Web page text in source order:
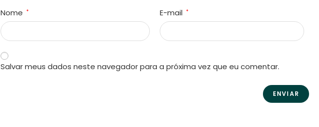
Nome * E-mail *
Salvar meus dados neste navegador para a próxima vez que eu comentar.